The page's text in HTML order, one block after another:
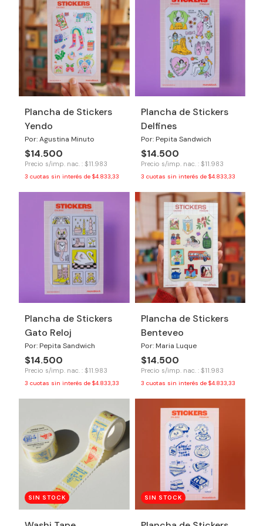
Plancha de Stickers
Yendo
Por: Agustina Minuto
$14.500
Precio s/imp. nac. : $11.983
3 cuotas sin interés de $4.833,33
Plancha de Stickers
Delfines
Por: Pepita Sandwich
$14.500
Precio s/imp. nac. : $11.983
3 cuotas sin interés de $4.833,33
Plancha de Stickers
Gato Reloj
Por: Pepita Sandwich
$14.500
Precio s/imp. nac. : $11.983
3 cuotas sin interés de $4.833,33
Plancha de Stickers
Benteveo
Por: Maria Luque
$14.500
Precio s/imp. nac. : $11.983
3 cuotas sin interés de $4.833,33
SIN STOCK SIN STOCK